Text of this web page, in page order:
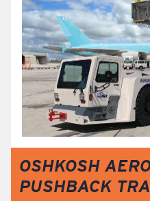
OSHKOSH
PUSHBACK